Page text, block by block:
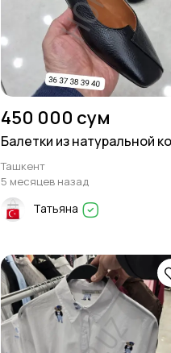
450 000 сум
Балетки из натуральной
Ташкент
5 месяцев назад
Татьяна